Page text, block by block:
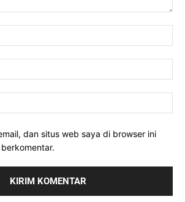
dan situs web saya di browser ini